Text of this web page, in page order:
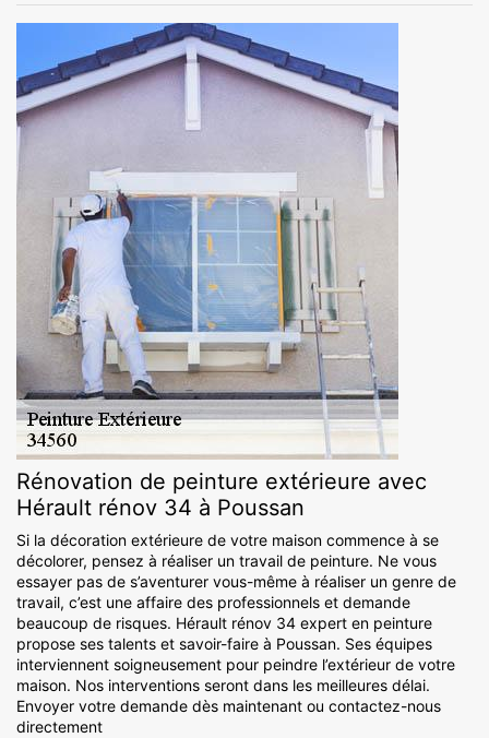
Rénovation de peinture extérieure avec
Hérault rénov 34 à Poussan
Si la décoration extérieure de votre maison commence à se
décolorer, pensez à réaliser un travail de peinture. Ne vous
essayer pas de s’aventurer vous-même à réaliser un genre de
travail, c’est une affaire des professionnels et demande
beaucoup de risques. Hérault rénov 34 expert en peinture
propose ses talents et savoir-faire à Poussan. Ses équipes
interviennent soigneusement pour peindre l’extérieur de votre
maison. Nos interventions seront dans les meilleures délai.
Envoyer votre demande dès maintenant ou contactez-nous
directement